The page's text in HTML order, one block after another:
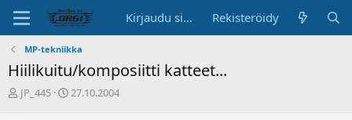
Kirjaudu sisään Rekisteröidy
MP-tekniikka
Hiilikuitu/komposiitti katteet...
K
JP_445
A
27.10.2004